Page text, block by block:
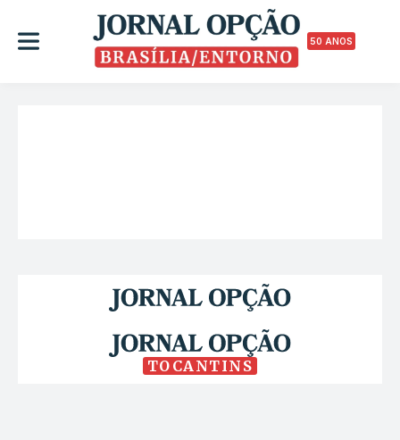
50 ANOS
TOCANTINS